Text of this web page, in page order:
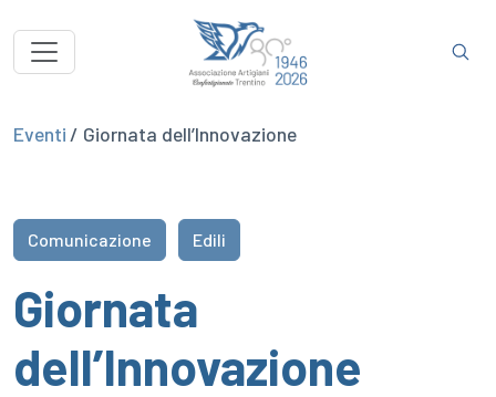
Eventi / Giornata dell’Innovazione
Comunicazione Edili
Giornata
dell’Innovazione